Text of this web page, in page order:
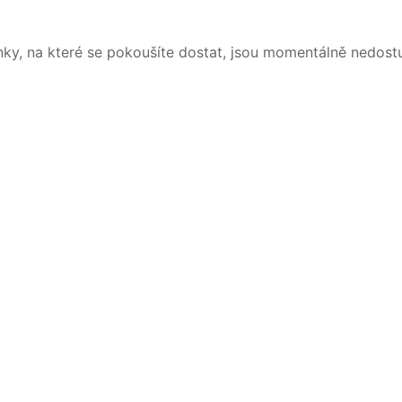
na které se pokoušíte dostat, jsou momentálně